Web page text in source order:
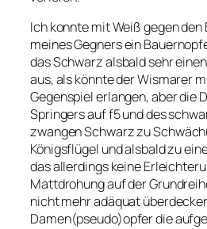
Ich konnte mit Weiß gegen
meines Gegners ein
das Schwarz alsbald sehr
aus, als könnte der Wismarer
Gegenspiel erlangen, aber die
Springers auf f5 und des
zwangen Schwarz zu
Königsflügel und alsbald zu
das allerdings keine
Mattdrohung auf der
nicht mehr adäquat
Damen(pseudo)opfer die